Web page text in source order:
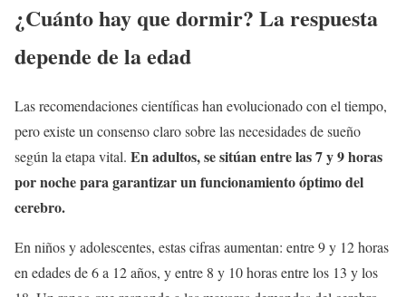
¿Cuánto hay que dormir? La respuesta
depende de la edad
Las recomendaciones científicas han evolucionado con el tiempo,
pero existe un consenso claro sobre las necesidades de sueño
según la etapa vital. En adultos, se sitúan entre las 7 y 9 horas
por noche para garantizar un funcionamiento óptimo del
cerebro.
En niños y adolescentes, estas cifras aumentan: entre 9 y 12 horas
en edades de 6 a 12 años, y entre 8 y 10 horas entre los 13 y los